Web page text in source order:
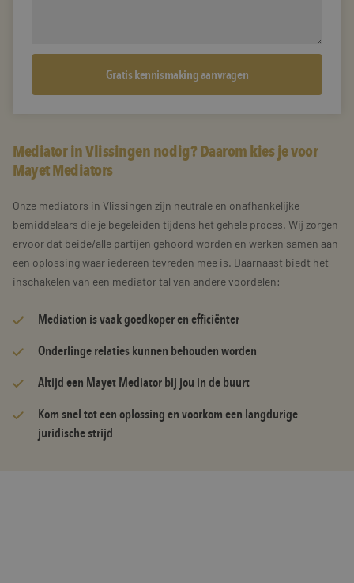
Mediator in Vlissingen nodig? Daarom kies je voor
Mayet Mediators
Onze mediators in Vlissingen zijn neutrale en onafhankelijke
bemiddelaars die je begeleiden tijdens het gehele proces. Wij zorgen
ervoor dat beide/alle partijen gehoord worden en werken samen aan
een oplossing waar iedereen tevreden mee is. Daarnaast biedt het
inschakelen van een mediator tal van andere voordelen:
Mediation is vaak goedkoper en efficiënter
Onderlinge relaties kunnen behouden worden
Altijd een Mayet Mediator bij jou in de buurt
Kom snel tot een oplossing en voorkom een langdurige
juridische strijd